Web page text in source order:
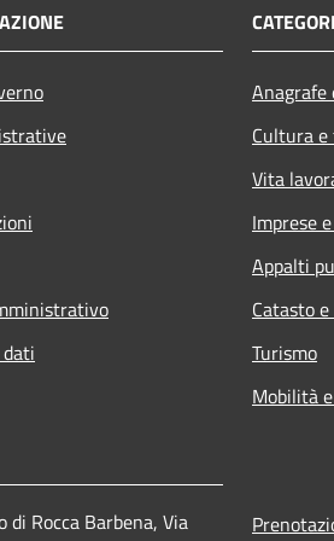
Cultura
Vita
Imprese
Appalti
Catasto
Turismo
Mobilità
di Rocca Barbena, Via